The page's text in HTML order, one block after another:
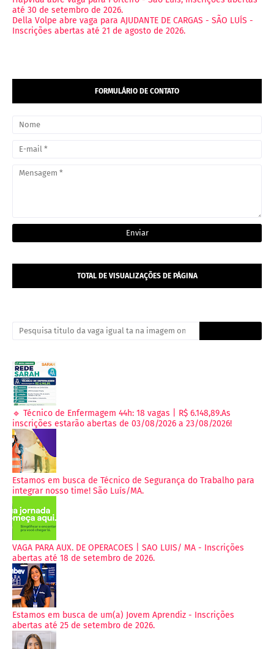
até 30 de setembro de 2026.
Della Volpe abre vaga para AJUDANTE DE CARGAS - SÃO LUÍS -
Inscrições abertas até 21 de agosto de 2026.
FORMULÁRIO DE CONTATO
TOTAL DE VISUALIZAÇÕES DE PÁGINA
🔹 Técnico de Enfermagem 44h: 18 vagas | R$ 6.148,89.As
inscrições estarão abertas de 03/08/2026 a 23/08/2026!
Estamos em busca de Técnico de Segurança do Trabalho para
integrar nosso time! São Luís/MA.
VAGA PARA AUX. DE OPERACOES | SAO LUIS/ MA - Inscrições
abertas até 18 de setembro de 2026.
Estamos em busca de um(a) Jovem Aprendiz - Inscrições
abertas até 25 de setembro de 2026.